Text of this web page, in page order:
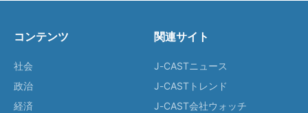
コンテンツ
社会
政治
経済
関連サイト
J-CASTニュース
J-CASTトレンド
J-CAST会社ウォッチ